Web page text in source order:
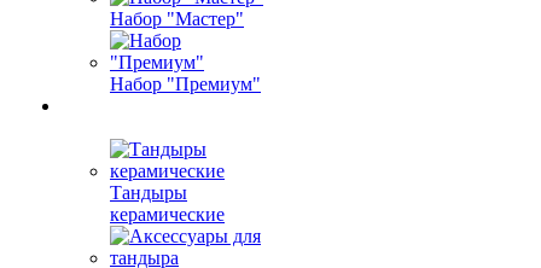
Набор "Мастер"
Набор "Премиум"
Тандыры
керамические